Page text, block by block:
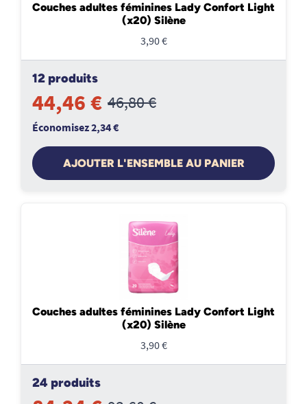
Couches adultes féminines Lady Confort Light
(x20) Silène
3,90 €
12 produits
44,46 € 46,80 €
Économisez 2,34 €
AJOUTER L'ENSEMBLE AU PANIER
Couches adultes féminines Lady Confort Light
(x20) Silène
3,90 €
24 produits